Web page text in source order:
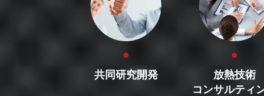
放熱技術
コンサルティ
共同研究開発